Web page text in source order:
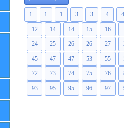
1 1 1 3 3 4 4
12 14 14 15 16
24 25 26 26 27
45 47 47 53 55
72 73 74 75 76
93 95 95 96 97